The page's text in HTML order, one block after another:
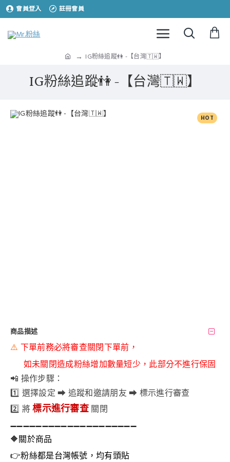
會員登入 註冊會員
IG粉絲追蹤👫 -【台灣🇹🇼】
IG粉絲追蹤👫 -【台灣🇹🇼】
HOT
商品描述
⚠️ 下單前務必將審查關閉下單前，
如未關閉造成粉絲增加數量短少，此部分不進行保固
📲 操作步驟：
1️⃣ 選擇設定 ➡ 追蹤和邀請朋友 ➡ 標示進行審查
2️⃣ 將標示進行審查 關閉
➖➖➖➖➖➖➖➖➖➖➖➖➖➖➖➖➖➖➖➖
🔶關於商品
👉粉絲都是台灣帳號，均有頭貼